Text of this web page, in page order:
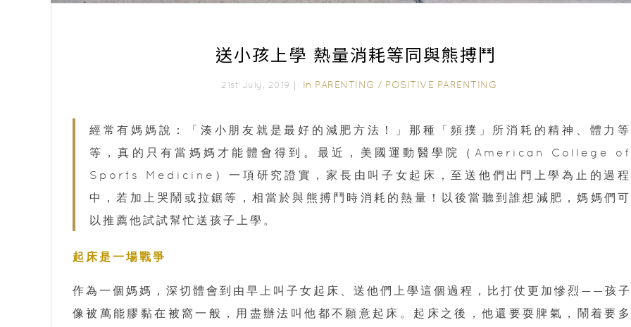
送小孩上學 熱量消耗等同與熊搏鬥
21st July, 2019｜ In PARENTING / POSITIVE PARENTING
經常有媽媽說：「湊小朋友就是最好的減肥方法！」那種「頻撲」所消耗的精神、體力等
等，真的只有當媽媽才能體會得到。最近，美國運動醫學院（American College of
Sports Medicine）一項研究證實，家長由叫子女起床，至送他們出門上學為止的過程
中，若加上哭鬧或拉鋸等，相當於與熊搏鬥時消耗的熱量！以後當聽到誰想減肥，媽媽們可
以推薦他試試幫忙送孩子上學。
起床是一場戰爭
作為一個媽媽，深切體會到由早上叫子女起床、送他們上學這個過程，比打仗更加慘烈——孩
像被萬能膠黏在被窩一般，用盡辦法叫他都不願意起床。起床之後，他還要耍脾氣，鬧着要